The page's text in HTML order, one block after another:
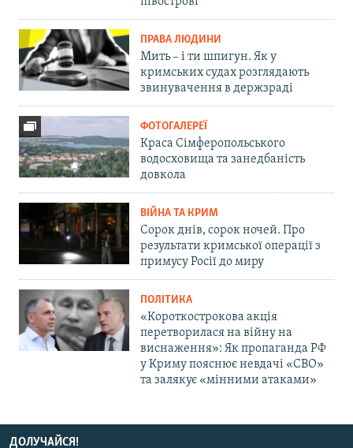
ПРАВА ЛЮДИНИ
Мить – і ти шпигун. Як у
кримських судах розглядають
звинувачення в держзраді
ФОТОГАЛЕРЕЇ
Краса Сімферопольського
водосховища та занедбаність
довкола
ВІЙНА ТА КРИМ
Сорок днів, сорок ночей. Про
результати кримської операції з
примусу Росії до миру
ПОЛІТИКА
«Короткострокова акція
перетворилася на війну на
виснаження»: Як пропаганда РФ
у Криму пояснює невдачі «СВО»
та залякує «мінними атаками»
ДОЛУЧАЙСЯ!